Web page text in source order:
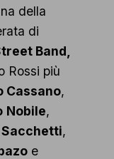
della
di
Band,
Rossi più
Cassano,
Nobile,
Sacchetti,
e